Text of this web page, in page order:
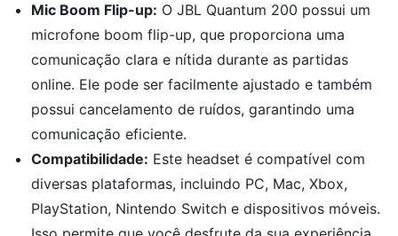
Mic Boom Flip-up: O JBL Quantum 200 possui um
microfone boom flip-up, que proporciona uma
comunicação clara e nítida durante as partidas
online. Ele pode ser facilmente ajustado e também
possui cancelamento de ruídos, garantindo uma
comunicação eficiente.
Compatibilidade: Este headset é compatível com
diversas plataformas, incluindo PC, Mac, Xbox,
PlayStation, Nintendo Switch e dispositivos móveis.